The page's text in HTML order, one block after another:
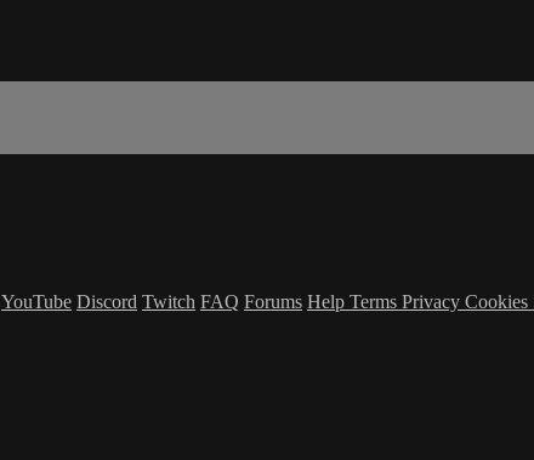
YouTube Discord Twitch FAQ Forums Help Terms Privacy Cookies